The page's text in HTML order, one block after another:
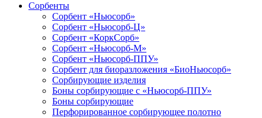
Сорбенты
Сорбент «Ньюсорб»
Сорбент «Ньюсорб-Ц»
Сорбент «КоркСорб»
Сорбент «Ньюсорб-М»
Сорбент «Ньюсорб-ППУ»
Сорбент для биоразложения «БиоНьюсорб»
Сорбирующие изделия
Боны сорбирующие с «Ньюсорб-ППУ»
Боны сорбирующие
Перфорированное сорбирующее полотно